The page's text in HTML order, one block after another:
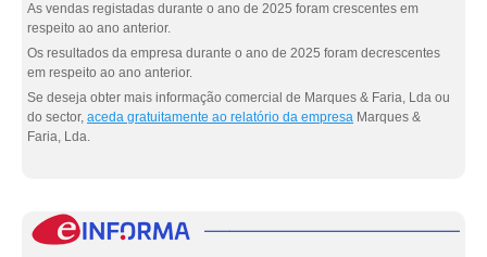
As vendas registadas durante o ano de 2025 foram crescentes em
respeito ao ano anterior.
Os resultados da empresa durante o ano de 2025 foram decrescentes
em respeito ao ano anterior.
Se deseja obter mais informação comercial de Marques & Faria, Lda ou
do sector, aceda gratuitamente ao relatório da empresa Marques &
Faria, Lda.